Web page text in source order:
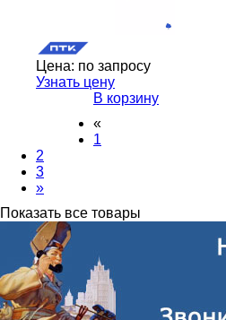
Цена: по запросу
Узнать цену
В корзину
«
1
2
3
»
Показать все товары